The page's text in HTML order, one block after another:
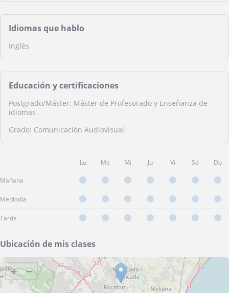
Idiomas que hablo
Inglés
Educación y certificaciones
Postgrado/Máster: Máster de Profesorado y Enseñanza de
idiomas
Grado: Comunicación Audiovisual
Lu Ma Mi Ju Vi Sá Do
Mañana
Mediodía
Tarde
Ubicación de mis clases
+ −